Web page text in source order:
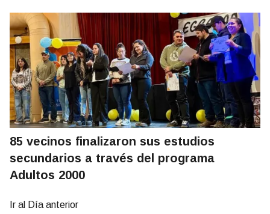
85 vecinos finalizaron sus estudios
secundarios a través del programa
Adultos 2000
Ir al Día anterior